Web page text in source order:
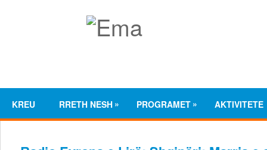
KREU RRETH NESH » PROGRAMET » AKTIVITETE